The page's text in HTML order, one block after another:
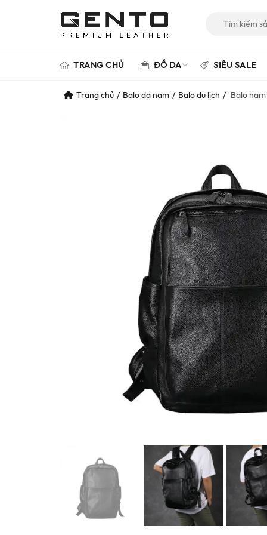
TRANG CHỦ ĐỒ DA SIÊU SALE
Trang chủ Balo da nam Balo du lịch Balo